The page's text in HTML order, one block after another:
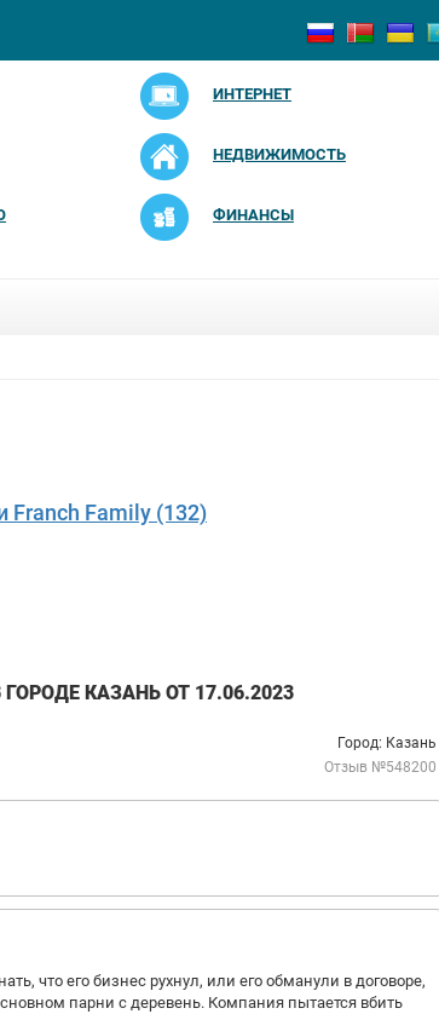
ИНТЕРНЕТ
НЕДВИЖИМОСТЬ
ФИНАНСЫ
Franch Family (132)
КАЗАНЬ ОТ 17.06.2023
Город: Казань
Отзыв №548200
что его бизнес рухнул, или его обманули в договоре,
парни с деревень. Компания пытается вбить